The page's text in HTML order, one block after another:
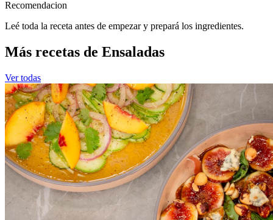
Recomendacion
Leé toda la receta antes de empezar y prepará los ingredientes.
Más recetas de Ensaladas
Ver todas